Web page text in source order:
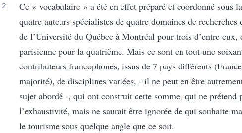
Ce « vocabulaire » a été en effet préparé et coordonné sous
quatre auteurs spécialistes de quatre domaines de recherches
de l’Université du Québec à Montréal pour trois d’entre eux,
parisienne pour la quatrième. Mais ce sont en tout une
contributeurs francophones, issus de 7 pays différents
majorité), de disciplines variées, - il ne peut en être
sujet abordé -, qui ont construit cette somme, qui ne prétend
l’exhaustivité, mais ne saurait être ignorée de qui souhaite
le tourisme sous quelque angle que ce soit.